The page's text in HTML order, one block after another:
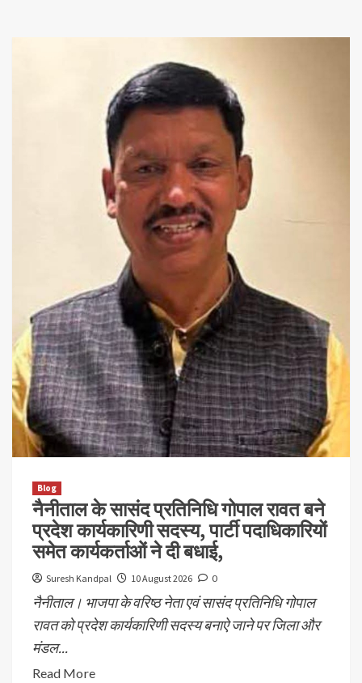
Blog
नैनीताल के सासंद प्रतिनिधि गोपाल रावत बने
प्रदेश कार्यकारिणी सदस्य, पार्टी पदाधिकारियों
समेत कार्यकर्ताओं ने दी बधाई,
Suresh Kandpal 10 August 2026 0
नैनीताल। भाजपा के वरिष्ठ नेता एवं सासंद प्रतिनिधि गोपाल
रावत को प्रदेश कार्यकारिणी सदस्य बनाऐ जाने पर जिला और
मंडल...
Read More